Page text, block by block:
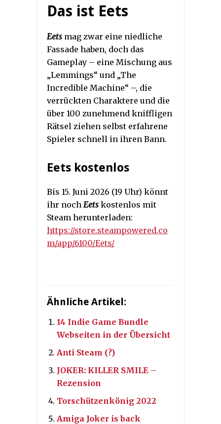
Das ist Eets
Eets mag zwar eine niedliche
Fassade haben, doch das
Gameplay – eine Mischung aus
„Lemmings“ und „The
Incredible Machine“ –, die
verrückten Charaktere und die
über 100 zunehmend kniffligen
Rätsel ziehen selbst erfahrene
Spieler schnell in ihren Bann.
Eets kostenlos
Bis 15. Juni 2026 (19 Uhr) könnt
ihr noch Eets kostenlos mit
Steam herunterladen:
https://store.steampowered.co
m/app/6100/Eets/
Ähnliche Artikel:
14 Indie Game Bundle
Webseiten in der Übersicht
Anti Steam (?)
JOKER: KILLER SMILE –
Rezension
Torschützenkönig 2022
Amiga Joker is back